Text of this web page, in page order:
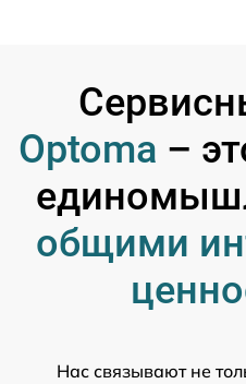
Optoma –
общими
Нас связывают не